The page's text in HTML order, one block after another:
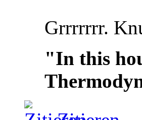
Grrrrrrr.
"In this